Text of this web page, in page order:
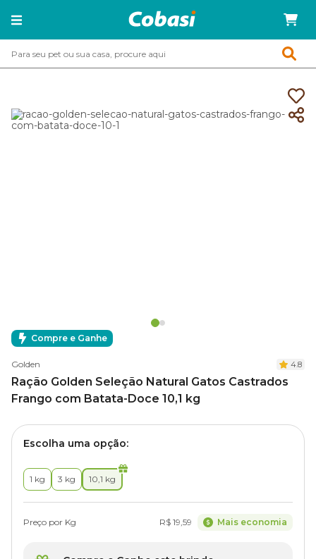
Compre e Ganhe
Golden 4.8
Ração Golden Seleção Natural Gatos Castrados
Frango com Batata-Doce 10,1 kg
Escolha uma opção:
1 kg 3 kg 10,1 kg
Preço por Kg R$ 19,59 Mais economia